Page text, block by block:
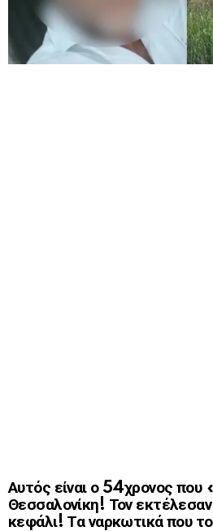
Αυτός είναι ο 54χρονος που
Θεσσαλονίκη! Τον
κεφάλι! Τα ναρκωτικά που